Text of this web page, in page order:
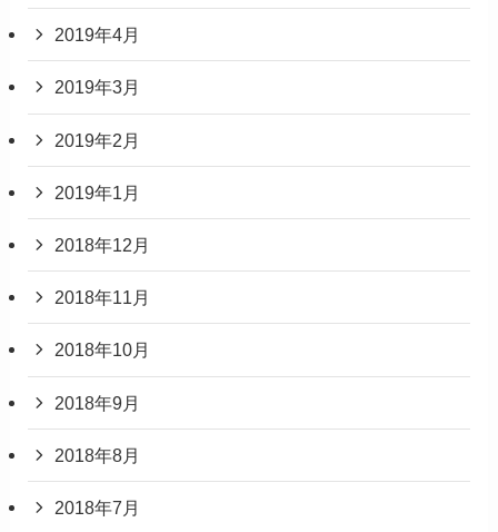
2019年4月
2019年3月
2019年2月
2019年1月
2018年12月
2018年11月
2018年10月
2018年9月
2018年8月
2018年7月